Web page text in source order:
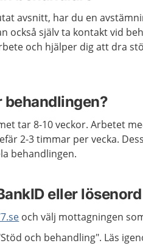
avsnitt, har du en
också själv ta kontakt vid
och hjälper dig att dra
behandlingen?
tar 8-10 veckor. Arbetet
2-3 timmar per vecka.
behandlingen.
eller
och välj mottagningen
och behandling". Läs